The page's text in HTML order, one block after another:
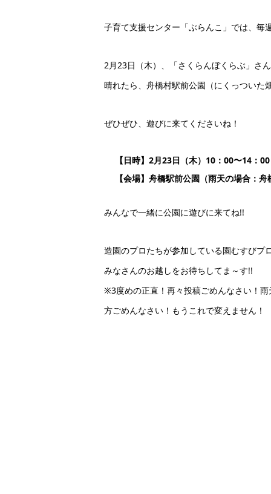
子育て支援センター「ぶらんこ」では、毎
2月23日（木）、「さくらんぼくらぶ」さ
晴れたら、舟橋村駅前公園（にくっついた
ぜひぜひ、遊びに来てくださいね！
【日時】2月23日（木）10：00〜14：00
【会場】舟橋駅前公園（雨天の場合：
みんなで一緒に公園に遊びに来てね!!
造園のプロたちが参加している園むすびプ
みなさんのお越しをお待ちしてま～す!!
※3度めの正直！再々投稿ごめんなさい！
方ごめんなさい！もうこれで変えません！